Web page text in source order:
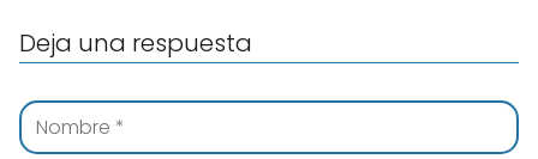
Deja una respuesta